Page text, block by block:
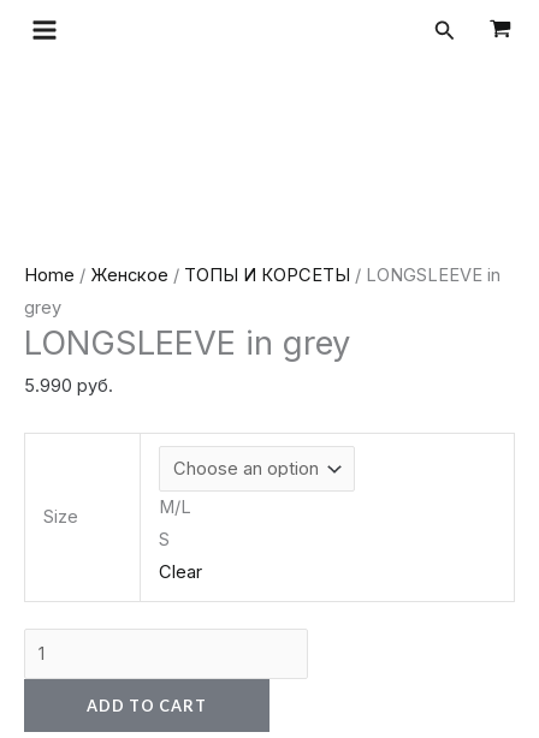
Поиск
Home / Женское / ТОПЫ И КОРСЕТЫ / LONGSLEEVE in
grey
LONGSLEEVE in grey
5.990 руб.
Size
M/L
S
Clear
in
ADD TO CART